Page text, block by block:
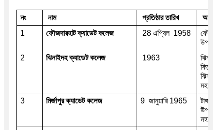
নং নাম প্রতিষ্ঠার তারিখ
1
ফৌজদারহাট ক্যাডেট কলেজ 28 এপ্রিল  1958
2
ঝিনাইদহ ক্যাডেট কলেজ 1963
3
মির্জাপুর ক্যাডেট কলেজ 9  জানুয়ারি 1965